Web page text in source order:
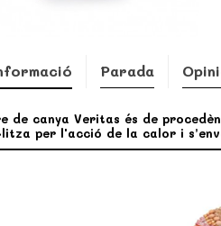
Parada
de canya Veritas és de
per l'acció de la calor i